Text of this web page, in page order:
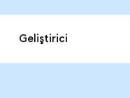
Geliştirici